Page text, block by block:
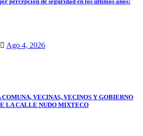
Ago 4, 2026
VECINAS, VECINOS Y GOBIERNO
LA CALLE NUDO MIXTECO